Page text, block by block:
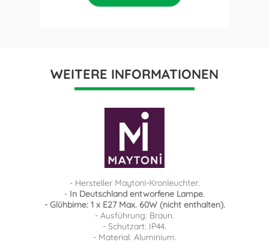
WEITERE INFORMATIONEN
- Hersteller Maytoni-Kronleuchter.
- In Deutschland entworfene Lampe.
- Glühbirne: 1 x E27 Max. 60W (nicht enthalten).
- Ausführung: Braun.
- Schutzart: IP44.
- Material: Aluminium.